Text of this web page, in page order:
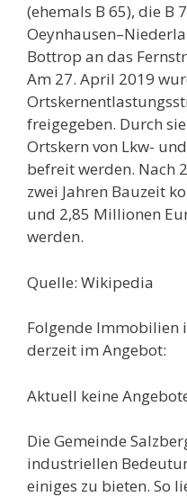
(ehemals B 65), die B
Bottrop an das
Am 27. April 2019
freigegeben. Durch
Ortskern von Lkw-
befreit werden. Nach
zwei Jahren Bauzeit
und 2,85 Millionen
werden.
Quelle: Wikipedia
Folgende Immobilien
derzeit im Angebot:
Aktuell keine
Die Gemeinde
industriellen
einiges zu bieten. So